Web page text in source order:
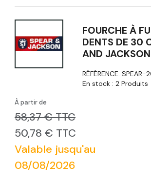
FOURCHE À
DENTS DE 30
AND JACKSON
RÉFÉRENCE:SPEAR-
En stock :2 Produits
À partir de
58,37 € TTC
50,78 € TTC
Valable jusqu'au
08/08/2026